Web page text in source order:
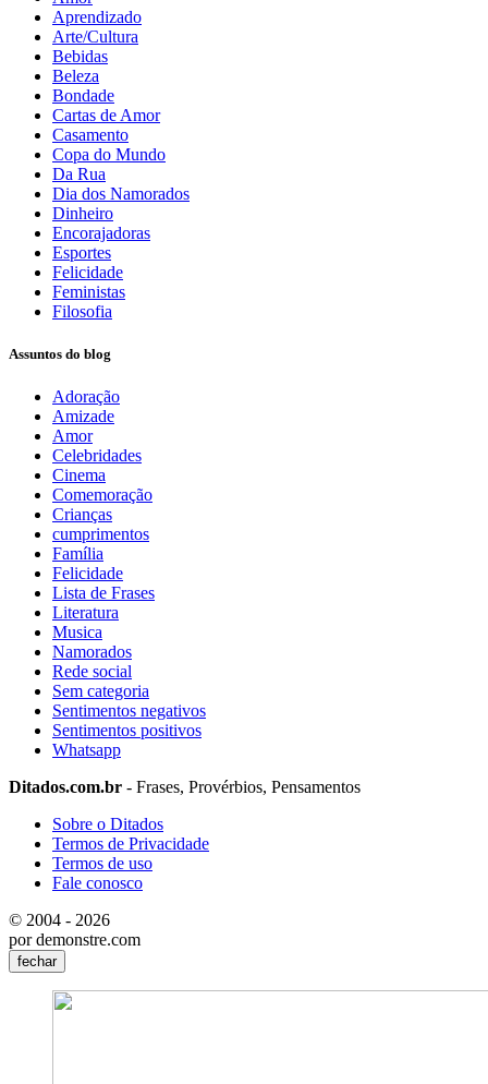
Aprendizado
Arte/Cultura
Bebidas
Beleza
Bondade
Cartas de Amor
Casamento
Copa do Mundo
Da Rua
Dia dos Namorados
Dinheiro
Encorajadoras
Esportes
Felicidade
Feministas
Filosofia
Assuntos do blog
Adoração
Amizade
Amor
Celebridades
Cinema
Comemoração
Crianças
cumprimentos
Família
Felicidade
Lista de Frases
Literatura
Musica
Namorados
Rede social
Sem categoria
Sentimentos negativos
Sentimentos positivos
Whatsapp
Ditados.com.br - Frases, Provérbios, Pensamentos
Sobre o Ditados
Termos de Privacidade
Termos de uso
Fale conosco
© 2004 - 2026
por demonstre.com
fechar